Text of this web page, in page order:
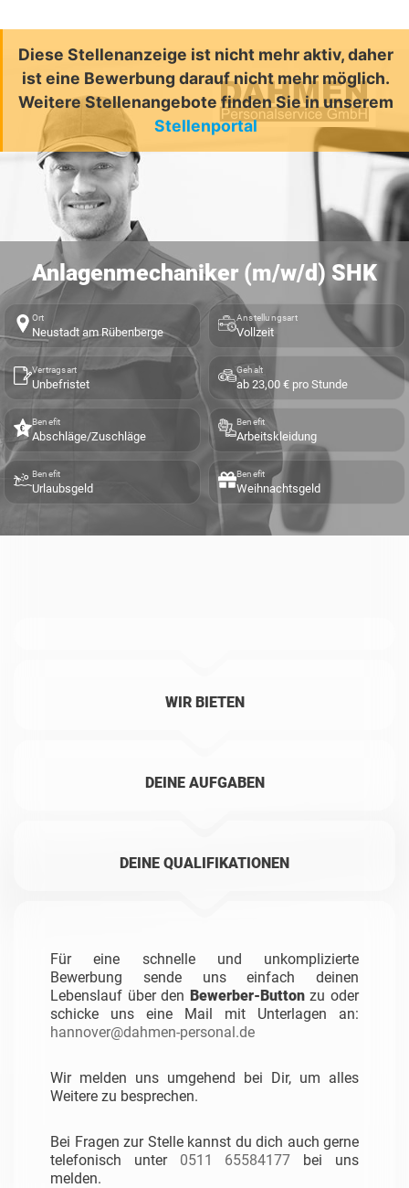
Diese Stellenanzeige ist nicht mehr aktiv, daher
ist eine Bewerbung darauf nicht mehr möglich.
Weitere Stellenangebote finden Sie in unserem
Stellenportal
Anlagenmechaniker (m/w/d) SHK
Ort
Neustadt am Rübenberge
Anstellungsart
Vollzeit
Vertragsart
Unbefristet
Gehalt
ab 23,00 € pro Stunde
Benefit
Abschläge/Zuschläge
Benefit
Arbeitskleidung
Benefit
Urlaubsgeld
Benefit
Weihnachtsgeld
WIR BIETEN
DEINE AUFGABEN
DEINE QUALIFIKATIONEN
Für eine schnelle und unkomplizierte
Bewerbung sende uns einfach deinen
Lebenslauf über den Bewerber-Buttonzu oder
schicke uns eine Mail mit Unterlagen an:
hannover@dahmen-personal.de
Wir melden uns umgehend bei Dir, um alles
Weitere zu besprechen.
Bei Fragen zur Stelle kannst du dich auch gerne
telefonisch unter 0511 65584177 bei uns
melden.